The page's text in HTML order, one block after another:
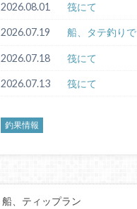
2026.08.01 筏にて
2026.07.19 船、タテ釣りで
2026.07.18 筏にて
2026.07.13 筏にて
釣果情報
船、ティップラン